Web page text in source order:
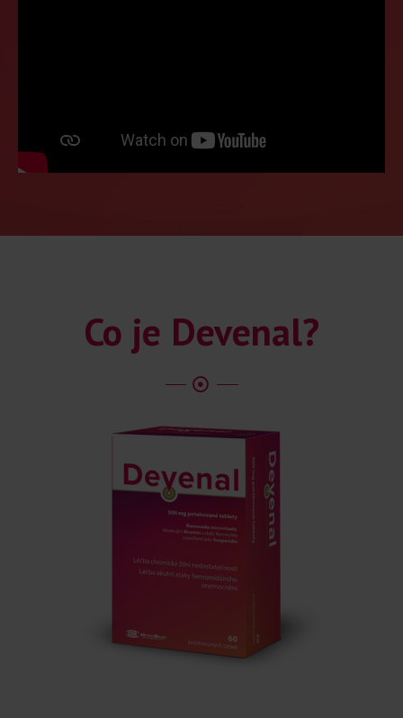
Co je Devenal?